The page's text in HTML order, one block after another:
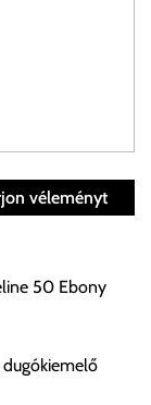
követően
Stúdiójában
véleményt
50 Ebony